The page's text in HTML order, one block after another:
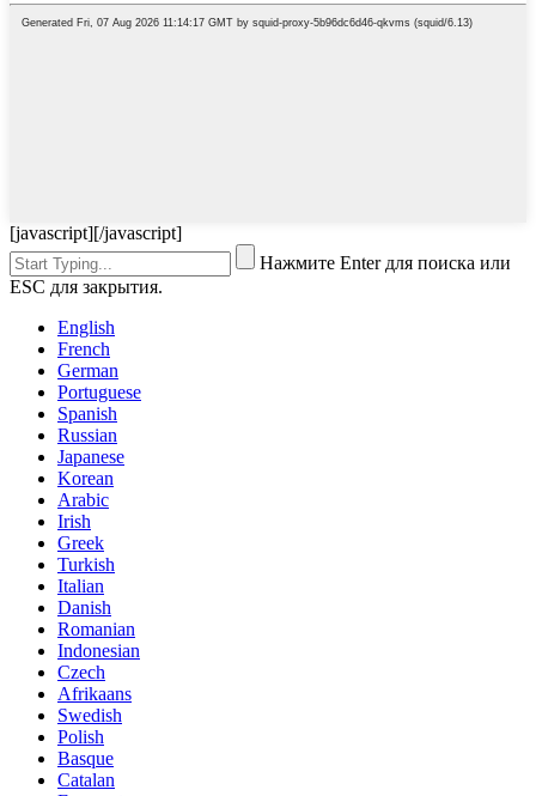
[javascript][/javascript]
Нажмите Enter для поиска или
ESC для закрытия.
English
French
German
Portuguese
Spanish
Russian
Japanese
Korean
Arabic
Irish
Greek
Turkish
Italian
Danish
Romanian
Indonesian
Czech
Afrikaans
Swedish
Polish
Basque
Catalan